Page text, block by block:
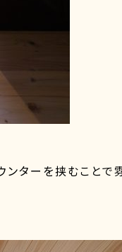
ンターを挟むことで